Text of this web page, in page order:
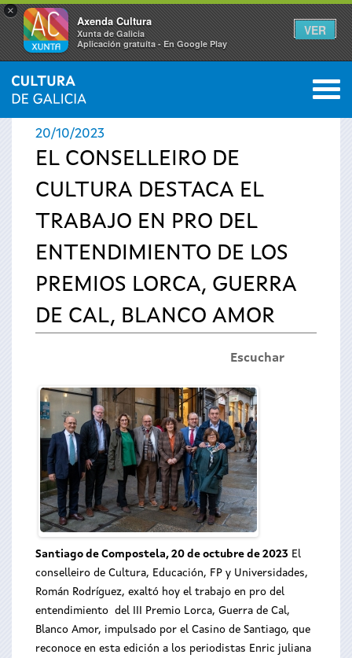
×
Axenda Cultura
Xunta de Galicia
Aplicación gratuíta - En Google Play
VER
Se
encuentra
usted
aquí
INICIO › ACTUALIDAD 0
20/10/2023
EL CONSELLEIRO DE
CULTURA DESTACA EL
TRABAJO EN PRO DEL
ENTENDIMIENTO DE LOS
PREMIOS LORCA, GUERRA
DE CAL, BLANCO AMOR
Escuchar
Santiago de Compostela, 20 de octubre de 2023 El
conselleiro de Cultura, Educación, FP y Universidades,
Román Rodríguez, exaltó hoy el trabajo en pro del
entendimiento del III Premio Lorca, Guerra de Cal,
Blanco Amor, impulsado por el Casino de Santiago, que
reconoce en esta edición a los periodistas Enric juliana